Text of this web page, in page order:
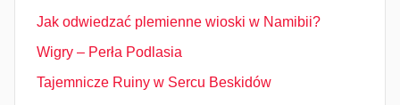
Jak odwiedzać plemienne wioski w Namibii?
Wigry – Perła Podlasia
Tajemnicze Ruiny w Sercu Beskidów